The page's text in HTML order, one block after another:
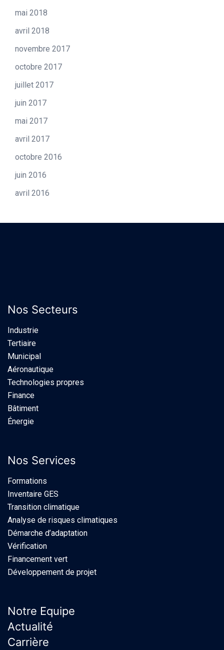
mai 2018
avril 2018
novembre 2017
octobre 2017
juillet 2017
juin 2017
mai 2017
avril 2017
octobre 2016
juin 2016
avril 2016
Nos Secteurs
Industrie​
Tertiaire
Municipal
Aéronautique
Technologies propres
Finance
Bâtiment
Énergie
Nos Services
Formations
Inventaire GES
Transition climatique
Analyse de risques climatiques
Démarche d’adaptation
Vérification
Financement vert
Développement de projet
Notre Equipe
Actualité
Carrière